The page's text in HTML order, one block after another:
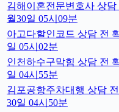
김해이혼전문변호사 상담
월30일 05시09분
아고다할인코드 상담 전
일 05시02분
인천하수구막힘 상담 전
일 04시55분
김포공항주차대행 상담
30일 04시50분